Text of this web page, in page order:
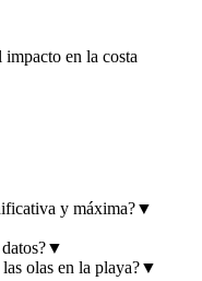
en la costa
y máxima?▼
▼
olas en la playa?▼